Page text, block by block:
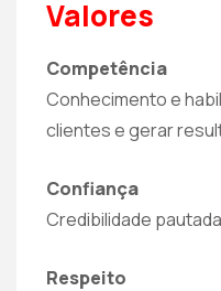
Valores
Competência
Conhecimento e
clientes e gerar
Confiança
Credibilidade
Respeito